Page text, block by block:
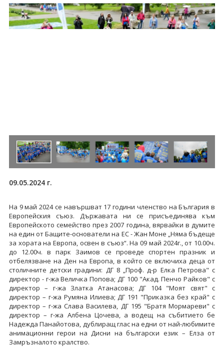
09.05.2024 г.
На 9 май 2024 се навършват 17 години членство на България в
Европейския съюз. Държавата ни се присъединява към
Европейското семейство през 2007 година, вярвайки в думите
на един от Бащите-основатели на ЕС - Жан Моне „Няма бъдеще
за хората на Европа, освен в съюз“. На 09 май 2024г., от 10.00ч.
до 12.00ч. в парк Заимов се проведе спортен празник и
отбелязване на Ден на Европа, в който се включиха деца от
столичните детски градини: ДГ 8 „Проф. д-р Елка Петрова" с
директор - г-жа Величка Попова; ДГ 100 "Акад. Пенчо Райков" с
директор – г-жа Златка Атанасова; ДГ 104 "Моят свят" с
директор – г-жа Румяна Илиева; ДГ 191 "Приказка без край" с
директор – г-жа Слава Василева, ДГ 195 "Братя Мормареви" с
директор – г-жа Албена Цочева, а водещ на събитието бе
Надежда Панайотова, дублиращ глас на едни от най-любимите
анимационни герои на Дисни на български език – Елза от
Замръзналото кралство.